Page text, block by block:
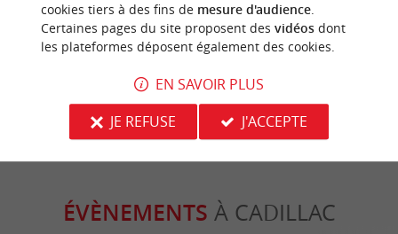
Visitez Cadillac en hiver, son marché,
son château ...
194 m - Cadillac
Musée et
Lillet,
ÉVÈNEMENTS À CADILLAC
cookies tiers à des fins de mesure d'audience.
Certaines pages du site proposent des vidéosdont
les plateformes déposent également des cookies.
EN SAVOIR PLUS
JE REFUSE
J'ACCEPTE